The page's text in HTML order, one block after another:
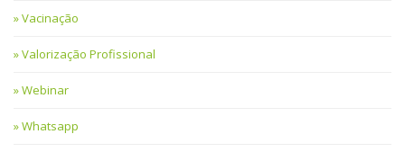
Vacinação
Valorização Profissional
Webinar
Whatsapp